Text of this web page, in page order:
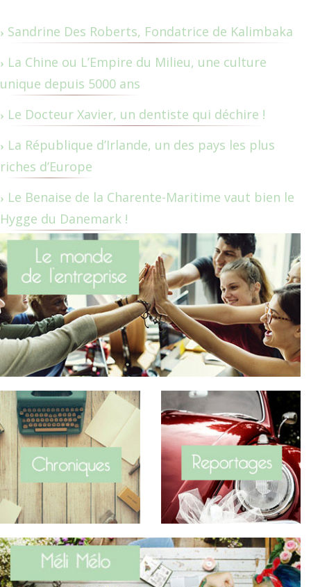
Sandrine Des Roberts, Fondatrice de Kalimbaka
La Chine ou L’Empire du Milieu, une culture
unique depuis 5000 ans
Le Docteur Xavier, un dentiste qui déchire !
La République d’Irlande, un des pays les plus
riches d’Europe
Le Benaise de la Charente-Maritime vaut bien le
Hygge du Danemark !